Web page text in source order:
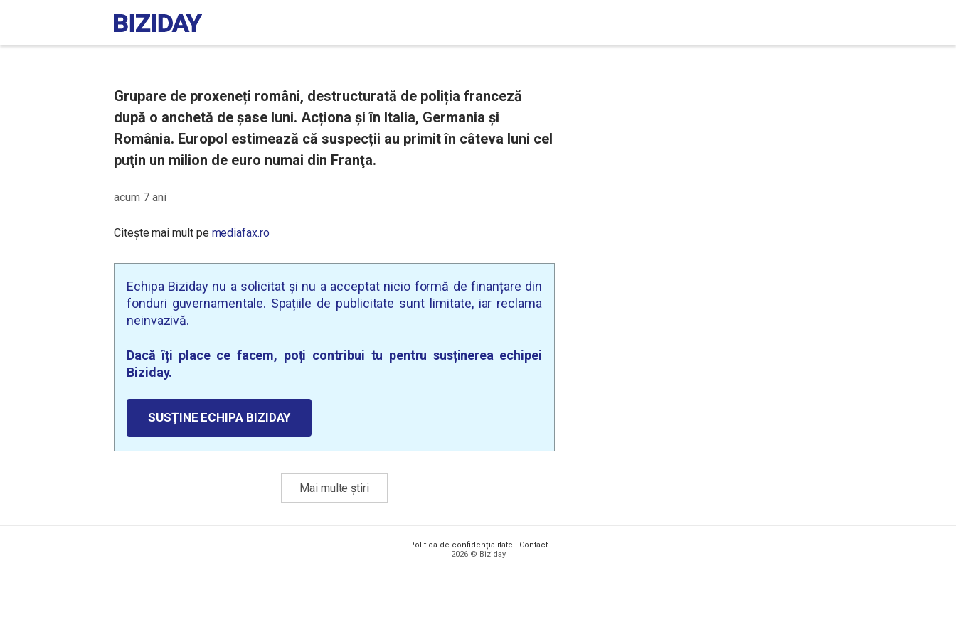
Grupare de proxeneți români, destructurată de poliția franceză
după o anchetă de șase luni. Acționa și în Italia, Germania și
România. Europol estimează că suspecții au primit în câteva luni cel
puţin un milion de euro numai din Franţa.
acum 7 ani
Citește mai mult pe mediafax.ro
Echipa Biziday nu a solicitat și nu a acceptat nicio formă de finanțare din
fonduri guvernamentale. Spațiile de publicitate sunt limitate, iar reclama
neinvazivă.
Dacă îți place ce facem, poți contribui tu pentru susținerea echipei
Biziday.
SUSȚINE ECHIPA BIZIDAY
Mai multe știri
Politica de confidențialitate · Contact
2026 © Biziday